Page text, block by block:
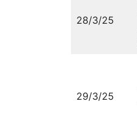
28/3/25
29/3/25